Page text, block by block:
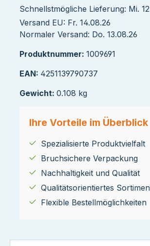
Schnellstmögliche Lieferung: Mi.
Versand EU: Fr. 14.08.26
Normaler Versand: Do. 13.08.26
Produktnummer: 1009691
EAN: 4251139790737
Gewicht: 0.108 kg
Ihre Vorteile im Überblick
Spezialisierte Produktvielfalt
Bruchsichere Verpackung
Nachhaltigkeit und Qualität
Qualitätsorientiertes
Flexible Bestellmöglichkeiten